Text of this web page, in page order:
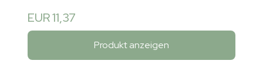
EUR 11,37
Produkt anzeigen